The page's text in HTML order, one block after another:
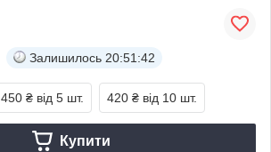
Залишилось 20:51:42
450 ₴ від 5 шт. 420 ₴ від 10 шт.
Купити